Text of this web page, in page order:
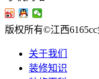
版权所有©江西
关于我们
装修知识